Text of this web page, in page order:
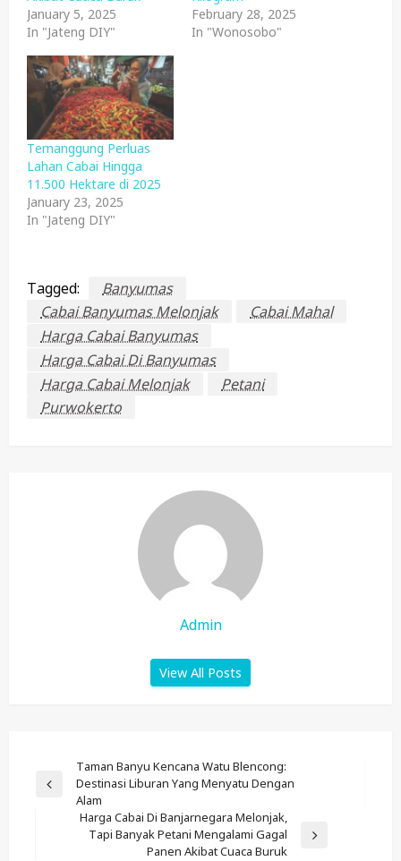
January 5, 2025
In "Jateng DIY"
February 28, 2025
In "Wonosobo"
Temanggung Perluas
Lahan Cabai Hingga
11.500 Hektare di 2025
January 23, 2025
In "Jateng DIY"
Tagged:
Banyumas
Cabai Banyumas Melonjak
Cabai Mahal
Harga Cabai Banyumas
Harga Cabai Di Banyumas
Harga Cabai Melonjak
Petani
Purwokerto
Admin
View All Posts
Navigation
Previous
Taman Banyu Kencana Watu Blencong:
Destinasi Liburan Yang Menyatu Dengan
Alam
Harga Cabai Di Banjarnegara Melonjak,
Tapi Banyak Petani Mengalami Gagal
Panen Akibat Cuaca Buruk